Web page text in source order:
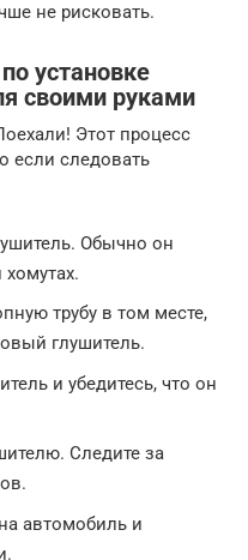
не рисковать.
установке
своими руками
Этот процесс
если следовать
Обычно он
хомутах.
трубу в том месте,
глушитель.
и убедитесь, что он
Следите за
автомобиль и